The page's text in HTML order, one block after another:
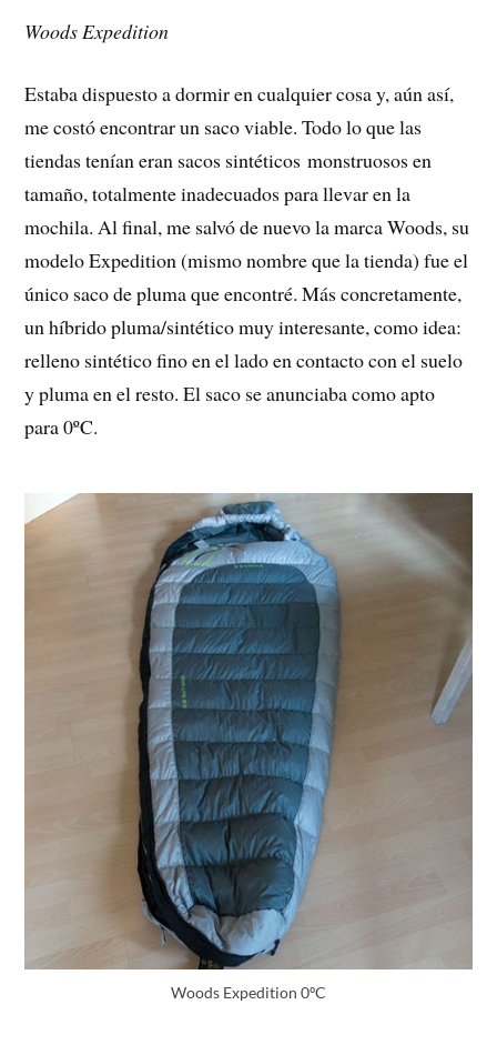
Woods Expedition
Estaba dispuesto a dormir en cualquier cosa y, aún así,
me costó encontrar un saco viable. Todo lo que las
tiendas tenían eran sacos sintéticos monstruosos en
tamaño, totalmente inadecuados para llevar en la
mochila. Al final, me salvó de nuevo la marca Woods, su
modelo Expedition (mismo nombre que la tienda) fue el
único saco de pluma que encontré. Más concretamente,
un híbrido pluma/sintético muy interesante, como idea:
relleno sintético fino en el lado en contacto con el suelo
y pluma en el resto. El saco se anunciaba como apto
para 0ºC.
Woods Expedition 0ºC